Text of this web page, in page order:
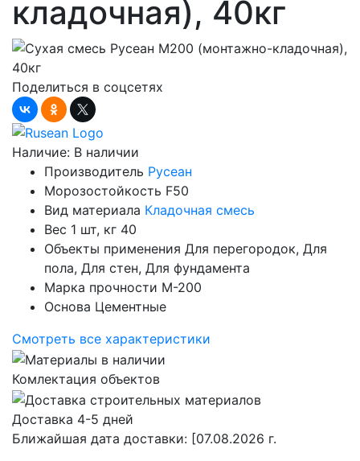
кладочная), 40кг
Поделиться в соцсетях
Наличие: В наличии
Производитель Русеан
Морозостойкость F50
Вид материала Кладочная смесь
Вес 1 шт, кг 40
Объекты применения Для перегородок, Для
пола, Для стен, Для фундамента
Марка прочности М-200
Основа Цементные
Смотреть все характеристики
Комлектация объектов
Доставка 4-5 дней
Ближайшая дата доставки: [07.08.2026 г.